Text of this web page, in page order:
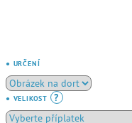
● URČENÍ
● VELIKOST ?